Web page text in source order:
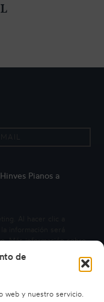
de
web y nuestro servicio.
Pianos a
Más información sobre